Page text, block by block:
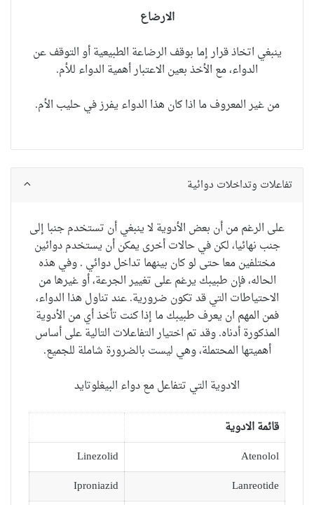
الارضاع
ينبغي اتخاذ قرارإما بوقف الرضاعة الطبيعية أو التوقف عن
الدواء، مع الأخذ بعين الاعتبار أهمية الدواء للأم.
من غير المعروف ما اذا كان هذا الدواء يفرز في حليب الأم.
تفاعلات وتداخلات دوائية
على الرغم من أن بعض الأدويةلا ينبغي أن تستخدمجنبا إلى
جنب نهائيا،لكن في حالات أخرى يمكن أن يستخدمدوائين
مختلفينمعاحتى لوكان بينهما تداخل دوائي . وفي هذه
الحاله، فإن طبيبك يرغم على تغييرالجرعة،أوغيرها من
الاحتياطات التيقد تكون ضرورية.عندتناول هذا الدواء،
فمن المهم ان يعرف طبيبكما إذاكنت تأخذ أيمن الأدوية
المذكورةأدناه.وقد تم اختيارالتفاعلات التاليةعلى أساس
أهميتها المحتملة، وهي ليست بالضرورة شاملة للجميع.
الادوية التي تتفاعل مع دواء البيغلوتايد
قائمة الادوية
Atenolol
Linezolid
Lanreotide
Iproniazid